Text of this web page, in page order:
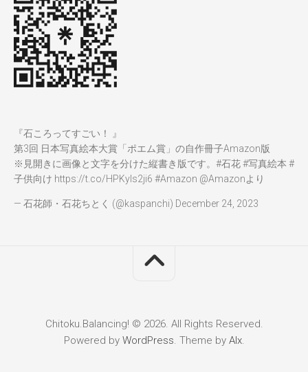
『石ころってすごい！ 』
第3回 日本写真絵本大賞「ポエム賞」の自作冊子Amazon版
※見開きに画像と文字を分けた縦書き版です。 #石花#写真絵本 #
子供向け https://t.co/HPKyIs2ji6 #Amazon @Amazonより
— 石花師・石花ちとく (@kaspanchi) December 24, 2023
Chitoku.Balancing! © 2026. All Rights Reserved.
Powered by WordPress. Theme by Alx.